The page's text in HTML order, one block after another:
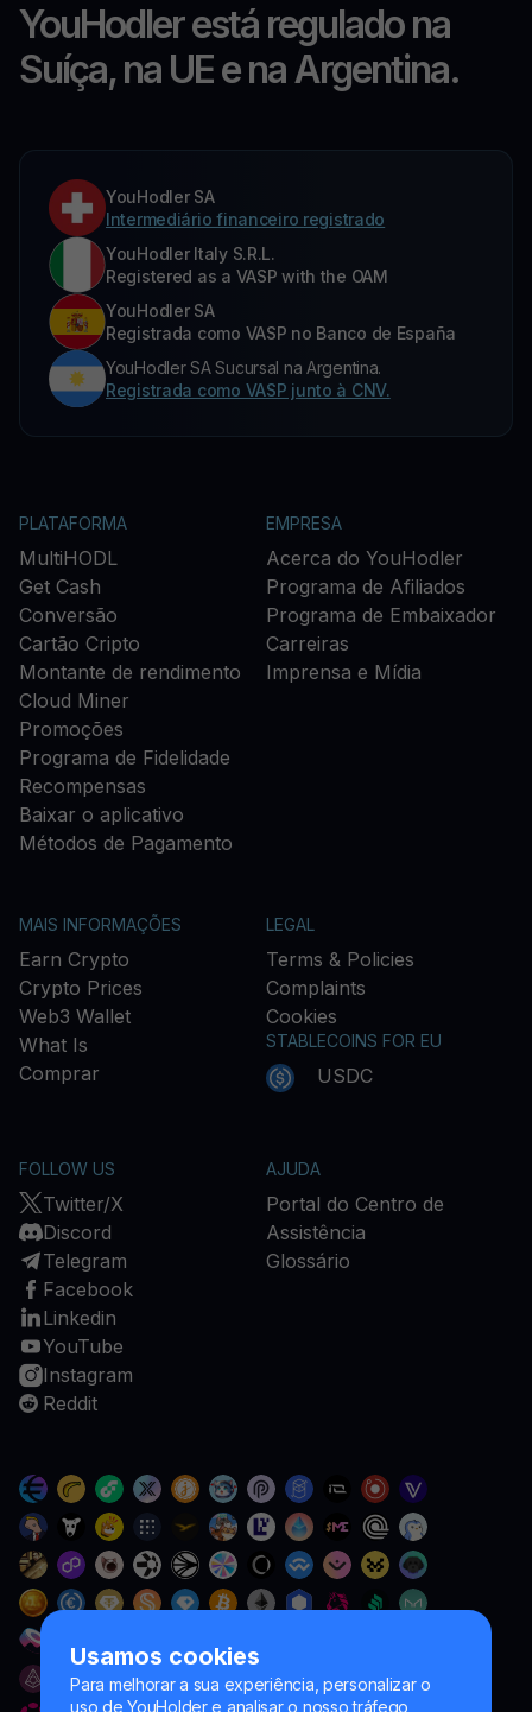
Usamos cookies
Para melhorar a sua experiência, personalizar o
uso de YouHolder e analisar o nosso tráfego,
YouHodler está regulado na
Suíça, na UE e na Argentina.
YouHodler SA
Intermediário financeiro registrado
YouHodler Italy S.R.L.
Registered as a VASP with the OAM
YouHodler SA
Registrada como VASP no Banco de España
YouHodler SA Sucursal na Argentina.
Registrada como VASP junto à CNV.
PLATAFORMA
MultiHODL
Get Cash
Conversão
Cartão Cripto
Montante de rendimento
Cloud Miner
Promoções
Programa de Fidelidade
Recompensas
Baixar o aplicativo
Métodos de Pagamento
EMPRESA
Acerca do YouHodler
Programa de Afiliados
Programa de Embaixador
Carreiras
Imprensa e Mídia
MAIS INFORMAÇÕES
Earn Crypto
Crypto Prices
Web3 Wallet
What Is
Comprar
LEGAL
Terms & Policies
Complaints
Cookies
STABLECOINS FOR EU
USDC
FOLLOW US
Twitter/X
Discord
Telegram
Facebook
Linkedin
YouTube
Instagram
Reddit
AJUDA
Portal do Centro de
Assistência
Glossário